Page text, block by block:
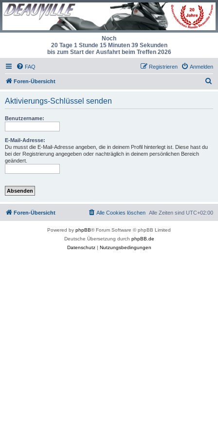
Noch
20 Tage 1 Stunde 15 Minuten 39 Sekunden
bis zum Start der Ausfahrt beim Treffen 2026
FAQ Anmelden
Registrieren
Foren-Übersicht
Aktivierungs-Schlüssel senden
Benutzername:
E-Mail-Adresse:
Du musst die E-Mail-Adresse angeben, die in deinem Profil hinterlegt ist. Diese hast du
bei der Registrierung angegeben oder nachträglich in deinem persönlichen Bereich
geändert.
Foren-Übersicht Alle Zeiten sind UTC+02:00
Alle Cookies löschen
Powered by phpBB® Forum Software © phpBB Limited
Deutsche Übersetzung durch phpBB.de
Datenschutz| Nutzungsbedingungen